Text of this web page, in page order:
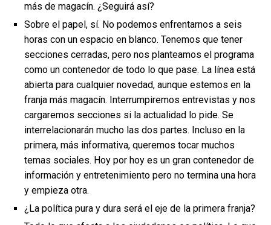
más de magacín. ¿Seguirá así?
Sobre el papel, sí. No podemos enfrentarnos a seis
horas con un espacio en blanco. Tenemos que tener
secciones cerradas, pero nos planteamos el programa
como un contenedor de todo lo que pase. La línea está
abierta para cualquier novedad, aunque estemos en la
franja más magacín. Interrumpiremos entrevistas y nos
cargaremos secciones si la actualidad lo pide. Se
interrelacionarán mucho las dos partes. Incluso en la
primera, más informativa, queremos tocar muchos
temas sociales. Hoy por hoy es un gran contenedor de
información y entretenimiento pero no termina una hora
y empieza otra.
¿La política pura y dura será el eje de la primera franja?